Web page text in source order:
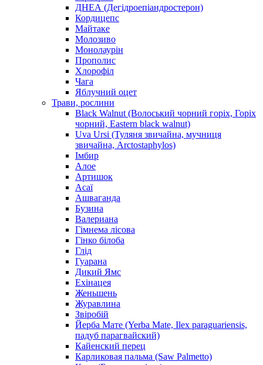
ДНЕА (Дегідроепіандростерон)
Кордицепс
Майтаке
Молозиво
Монолаурін
Прополис
Хлорофіл
Чага
Яблучний оцет
Трави, рослини
Black Walnut (Волоський чорний горіх, Горіх
чорний, Eastern black walnut)
Uva Ursi (Туляня звичайна, мучниця
звичайна, Arctostaphylos)
Імбир
Алое
Артишок
Асаї
Ашваганда
Бузина
Валериана
Гімнема лісова
Гінко білоба
Глід
Гуарана
Дикий Ямс
Ехінацея
Женьшень
Журавлина
Звіробій
Йерба Мате (Yerba Mate, Ilex paraguariensis,
падуб парагвайский)
Кайенский перец
Карликовая пальма (Saw Palmetto)